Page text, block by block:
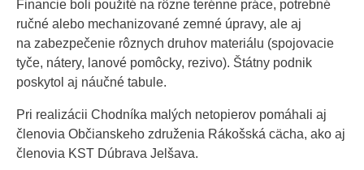
Financie boli použité na rôzne terénne práce, potrebné
ručné alebo mechanizované zemné úpravy, ale aj
na zabezpečenie rôznych druhov materiálu (spojovacie
tyče, nátery, lanové pomôcky, rezivo). Štátny podnik
poskytol aj náučné tabule.
Pri realizácii Chodníka malých netopierov pomáhali aj
členovia Občianskeho združenia Rákošská cächa, ako aj
členovia KST Dúbrava Jelšava.